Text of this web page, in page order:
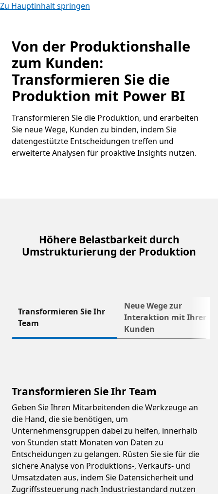
Zu Hauptinhalt springen
Von der Produktionshalle
zum Kunden:
Transformieren Sie die
Produktion mit Power BI
Transformieren Sie die Produktion, und erarbeiten
Sie neue Wege, Kunden zu binden, indem Sie
datengestützte Entscheidungen treffen und
erweiterte Analysen für proaktive Insights nutzen.
Höhere Belastbarkeit durch
Umstrukturierung der Produktion
Transformieren Sie Ihr
Team
Neue Wege zur
Interaktion mit Ihren
Kunden
Transformieren Sie Ihr Team
Geben Sie Ihren Mitarbeitenden die Werkzeuge an
die Hand, die sie benötigen, um
Unternehmensgruppen dabei zu helfen, innerhalb
von Stunden statt Monaten von Daten zu
Entscheidungen zu gelangen. Rüsten Sie sie für die
sichere Analyse von Produktions-, Verkaufs- und
Umsatzdaten aus, indem Sie Datensicherheit und
Zugriffssteuerung nach Industriestandard nutzen